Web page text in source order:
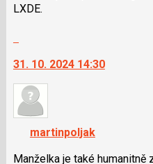
a
nový
názor
LXDE.
další
nový
názor.
navigaci
lze
použít
31. 10. 2024 14:30
martinpoljak
Manželka je také humanitně